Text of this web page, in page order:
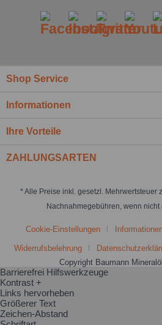
Shop Service
Informationen
Ihre Vorteile
ZAHLUNGSARTEN
* Alle Preise inkl. gesetzl. Mehrwertsteuer
Nachnahmegebühren, wenn
Cookie-Einstellungen
Widerrufsbelehrung
Copyright Baumann
Barrierefrei Hilfswerkzeuge
Kontrast +
Links hervorheben
Größerer Text
Zeichen-Abstand